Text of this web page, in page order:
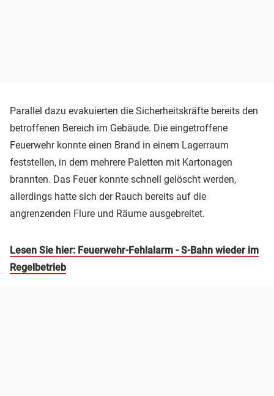
Parallel dazu evakuierten die Sicherheitskräfte bereits den
betroffenen Bereich im Gebäude. Die eingetroffene
Feuerwehr konnte einen Brand in einem Lagerraum
feststellen, in dem mehrere Paletten mit Kartonagen
brannten. Das Feuer konnte schnell gelöscht werden,
allerdings hatte sich der Rauch bereits auf die
angrenzenden Flure und Räume ausgebreitet.
Lesen Sie hier: Feuerwehr-Fehlalarm - S-Bahn wieder im
Regelbetrieb